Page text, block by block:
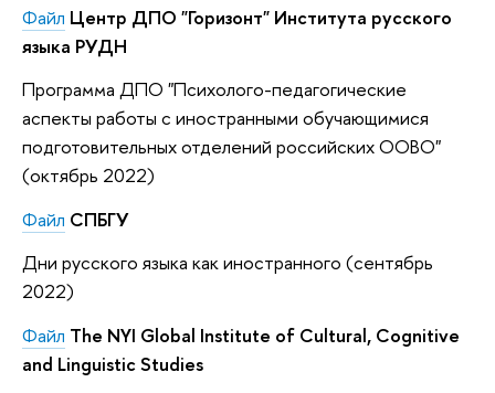
Файл Центр ДПО "Горизонт" Института русского
языка РУДН
Программа ДПО "Психолого-педагогические
аспекты работы с иностранными обучающимися
подготовительных отделений российских ООВО"
(октябрь 2022)
Файл СПБГУ
Дни русского языка как иностранного (сентябрь
2022)
Файл The NYI Global Institute of Cultural, Cognitive
and Linguistic Studies